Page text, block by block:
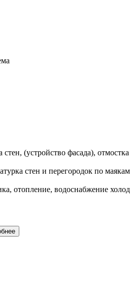
(устройство фасада), отмостка
стен и перегородок по
отопление, водоснабжение